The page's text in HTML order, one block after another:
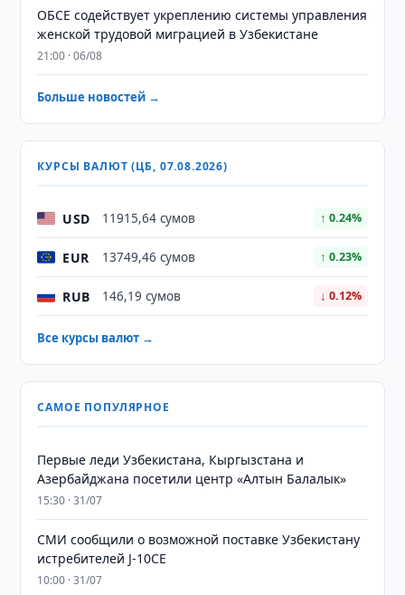
ОБСЕ содействует укреплению системы управления
женской трудовой миграцией в Узбекистане
21:00 · 06/08
Больше новостей →
КУРСЫ ВАЛЮТ (ЦБ, 07.08.2026)
USD 11915,64 сумов ↑ 0.24%
EUR 13749,46 сумов ↑ 0.23%
RUB 146,19 сумов ↓ 0.12%
Все курсы валют →
САМОЕ ПОПУЛЯРНОЕ
Первые леди Узбекистана, Кыргызстана и
Азербайджана посетили центр «Алтын Балалык»
15:30 · 31/07
СМИ сообщили о возможной поставке Узбекистану
истребителей J-10CE
10:00 · 31/07